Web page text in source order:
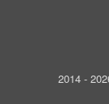
2014 -